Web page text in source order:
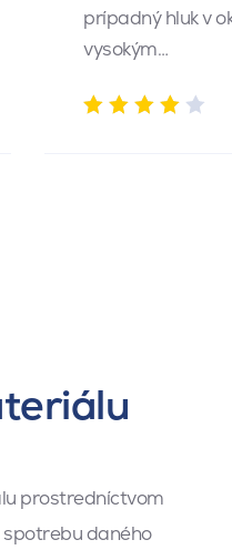
prípadný hluk v
vysokým…
prostredníctvom
daného